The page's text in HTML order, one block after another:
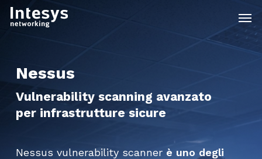
Skip
Nessus
Vulnerability scanning avanzato
per infrastrutture sicure
Nessus vulnerability scanner è uno degli